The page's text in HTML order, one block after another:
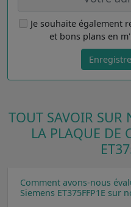
Je souhaite également
et bons plans en
TOUT SAVOIR SUR
LA PLAQUE DE
Comment avons-nous
Siemens ET375FFP1E sur